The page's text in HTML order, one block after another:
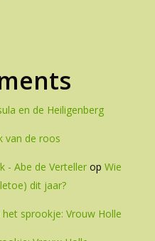
en de Heiligenberg
van de roos
- Abe de Vertellerop Wie
dit jaar?
het sprookje: Vrouw Holle